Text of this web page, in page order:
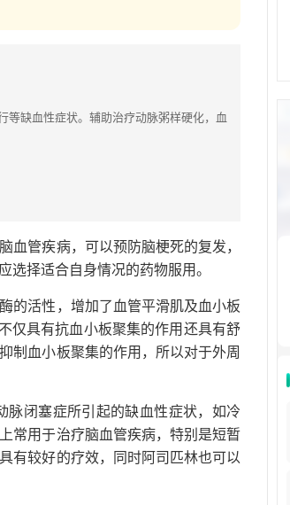
等缺血性症状。辅助治疗动脉粥样硬化，血
管疾病，可以预防脑梗死的复发，
择适合自身情况的药物服用。
的活性，增加了血管平滑肌及血小板
仅具有抗血小板聚集的作用还具有舒
制血小板聚集的作用，所以对于外周
闭塞症所引起的缺血性症状，如冷
常用于治疗脑血管疾病，特别是短暂
有较好的疗效，同时阿司匹林也可以